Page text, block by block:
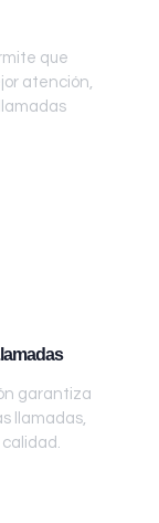
que
atención,
garantiza
llamadas,